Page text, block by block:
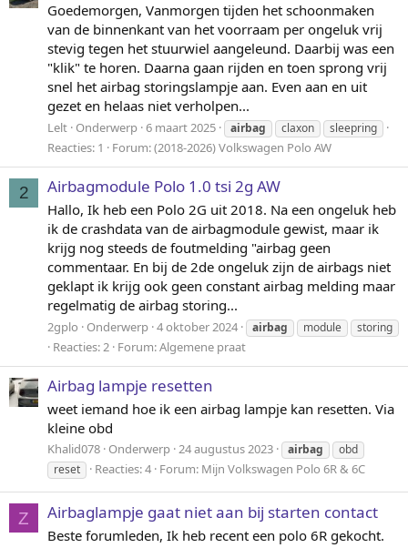
Goedemorgen, Vanmorgen tijden het schoonmaken
van de binnenkant van het voorraam per ongeluk vrij
stevig tegen het stuurwiel aangeleund. Daarbij was een
"klik" te horen. Daarna gaan rijden en toen sprong vrij
snel het airbag storingslampje aan. Even aan en uit
gezet en helaas niet verholpen...
Lelt Onderwerp 6 maart 2025 airbag claxon sleepring
Reacties: 1 Forum:(2018-2026) Volkswagen Polo AW
2 Airbagmodule Polo 1.0 tsi 2g AW
Hallo, Ik heb een Polo 2G uit 2018. Na een ongeluk heb
ik de crashdata van de airbagmodule gewist, maar ik
krijg nog steeds de foutmelding "airbag geen
commentaar. En bij de 2de ongeluk zijn de airbags niet
geklapt ik krijg ook geen constant airbag melding maar
regelmatig de airbag storing...
2gplo Onderwerp 4 oktober 2024 airbag module storing
Reacties: 2 Forum:Algemene praat
Airbag lampje resetten
weet iemand hoe ik een airbag lampje kan resetten. Via
kleine obd
Khalid078 Onderwerp 24 augustus 2023 airbag
obd
reset
Reacties: 4 Forum: Mijn Volkswagen Polo 6R & 6C
Z Airbaglampje gaat niet aan bij starten contact
Beste forumleden, Ik heb recent een polo 6R gekocht.